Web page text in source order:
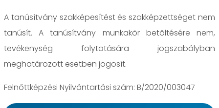
A tanúsítvány szakképesítést és szakképzettséget nem
tanúsít. A tanúsítvány munkakör betöltésére nem,
tevékenység folytatására jogszabályban
meghatározott esetben jogosít.
Felnőttképzési Nyilvántartási szám: B/2020/003047